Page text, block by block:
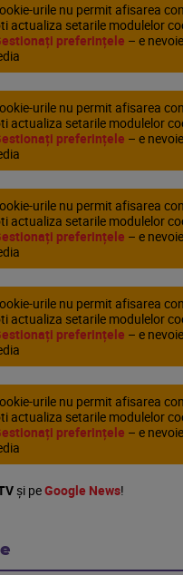
urile nu permit afisarea
actualiza setarile modulelor
preferințele – e
urile nu permit afisarea
actualiza setarile modulelor
preferințele – e
urile nu permit afisarea
actualiza setarile modulelor
preferințele – e
urile nu permit afisarea
actualiza setarile modulelor
preferințele – e
urile nu permit afisarea
actualiza setarile modulelor
preferințele – e
şi peGoogle News!